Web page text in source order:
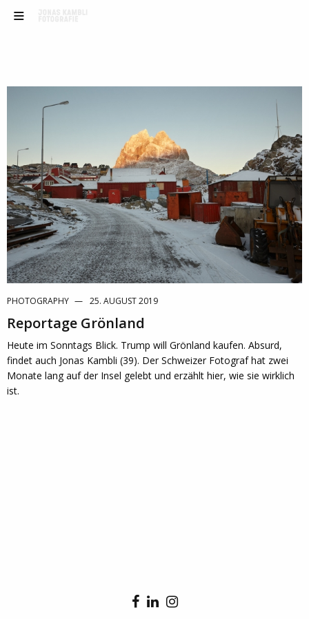
PHOTOGRAPHY 25. AUGUST 2019
Reportage Grönland
Heute im Sonntags Blick. Trump will Grönland kaufen. Absurd,
findet auch Jonas Kambli (39). Der Schweizer Fotograf hat zwei
Monate lang auf der Insel gelebt und erzählt hier, wie sie wirklich
ist.